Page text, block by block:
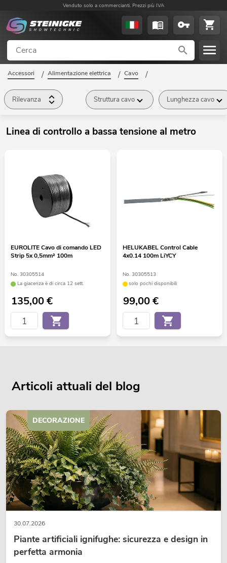
Venduto solo a commercianti. Prezzi più IVA
Accessori / Alimentazione elettrica / Cavo /
Rilevanza Struttura cavo Lunghezza cavo
Linea di controllo a bassa tensione al metro
EUROLITE Cavo di comando LED
Strip 5x 0,5mm² 100m
No. 30305514
La giacenza è di circa 12 sett.
135,00€
HELUKABEL Control Cable
4x0.14 100m LiYCY
No. 30305513
solo pochi disponibili
99,00€
Articoli attuali del blog
30.07.2026
Piante artificiali ignifughe: sicurezza e design in
perfetta armonia
DECORAZIONE